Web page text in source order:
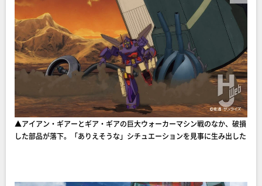
▲アイアン・ギアーとギア・ギアの巨大ウォーカーマシン戦のなか、破損
した部品が落下。「ありえそうな」シチュエーションを見事に生み出した